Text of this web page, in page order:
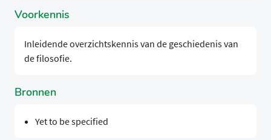
Voorkennis
Inleidende overzichtskennis van de geschiedenis van
de filosofie.
Bronnen
Yet to be specified